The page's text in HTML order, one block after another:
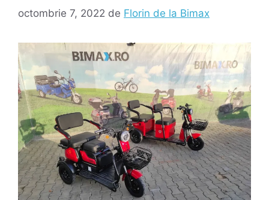
octombrie 7, 2022 de Florin de la Bimax